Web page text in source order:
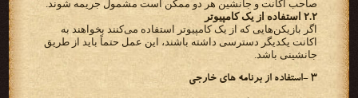
صاحب اکانت و جانشین هر دو ممکن است مشمول جریمه شوند.
۲.۲ استفاده از یک کامپیوتر
اگر بازیکن‌هایی که از یک کامپیوتر استفاده می‌کنند بخواهند به
اکانت یکدیگر دسترسی داشته باشند، این عمل حتماً باید از طریق
جانشینی باشد.
۳ -استفاده از برنامه های خارجی